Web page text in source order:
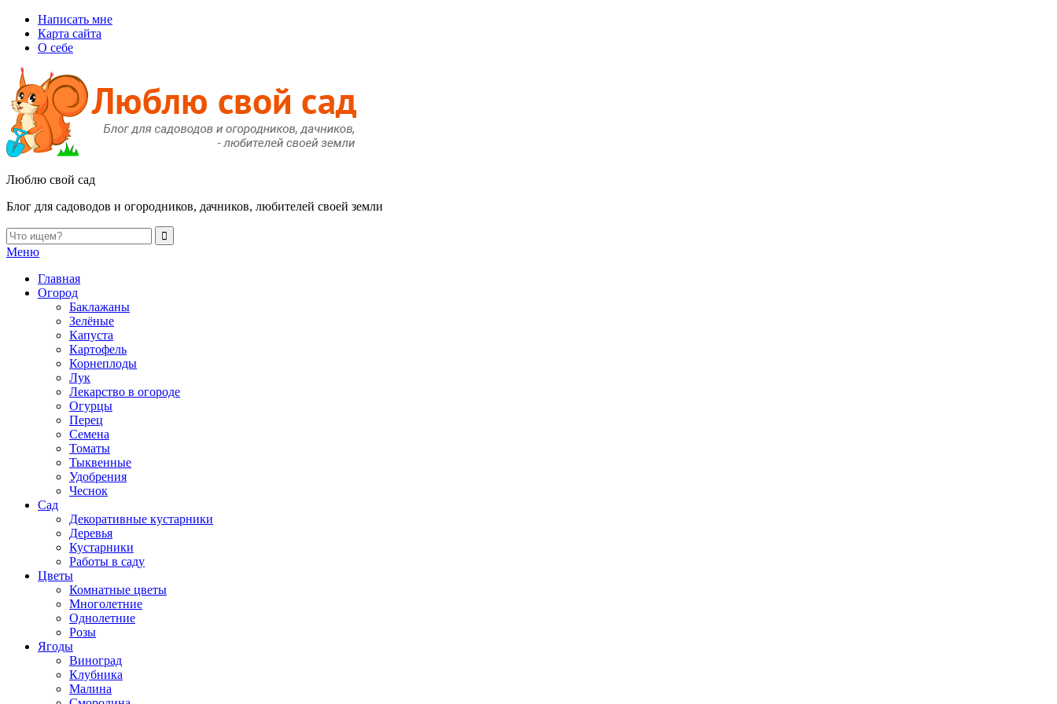
Написать мне
Карта сайта
О себе
Люблю свой сад
Блог для садоводов и огородников, дачников, любителей своей земли
Меню
Главная
Огород
Баклажаны
Зелёные
Капуста
Картофель
Корнеплоды
Лук
Лекарство в огороде
Огурцы
Перец
Семена
Томаты
Тыквенные
Удобрения
Чеснок
Сад
Декоративные кустарники
Деревья
Кустарники
Работы в саду
Цветы
Комнатные цветы
Многолетние
Однолетние
Розы
Ягоды
Виноград
Клубника
Малина